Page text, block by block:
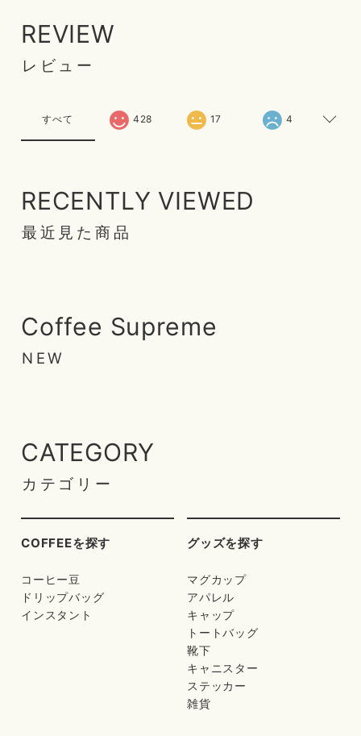
REVIEW
レビュー
すべて 428 17 4
RECENTLY VIEWED
最近見た商品
Coffee Supreme
NEW
CATEGORY
カテゴリー
COFFEEを探す
コーヒー豆
ドリップバッグ
インスタント
グッズを探す
マグカップ
アパレル
キャップ
トートバッグ
靴下
キャニスター
ステッカー
雑貨